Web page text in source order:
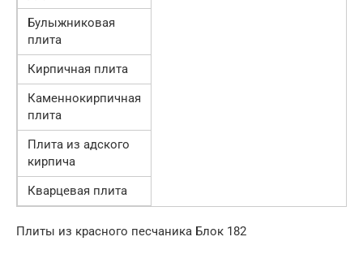
Булыжниковая
плита
Кирпичная плита
Каменнокирпичная
плита
Плита из адского
кирпича
Кварцевая плита
Плиты из красного песчаника Блок 182